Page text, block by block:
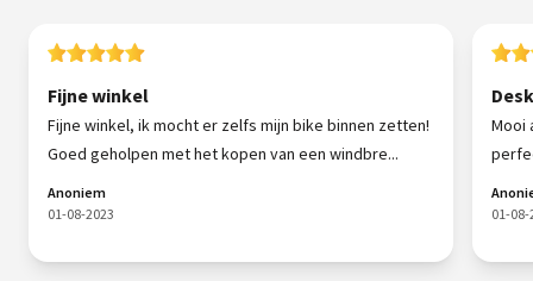
Fijne winkel
Fijne winkel, ik mocht er zelfs mijn bike binnen zetten!
Goed geholpen met het kopen van een windbre...
Anoniem
01-08-2023
Mooi
01-08-